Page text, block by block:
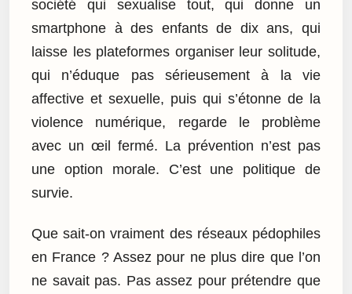
société qui sexualise tout, qui donne un
smartphone à des enfants de dix ans, qui
laisse les plateformes organiser leur solitude,
qui n’éduque pas sérieusement à la vie
affective et sexuelle, puis qui s’étonne de la
violence numérique, regarde le problème
avec un œil fermé. La prévention n’est pas
une option morale. C’est une politique de
survie.
Que sait-on vraiment des réseaux pédophiles
en France ? Assez pour ne plus dire que l’on
ne savait pas. Pas assez pour prétendre que